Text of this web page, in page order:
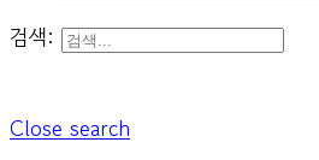
검색:
Close search